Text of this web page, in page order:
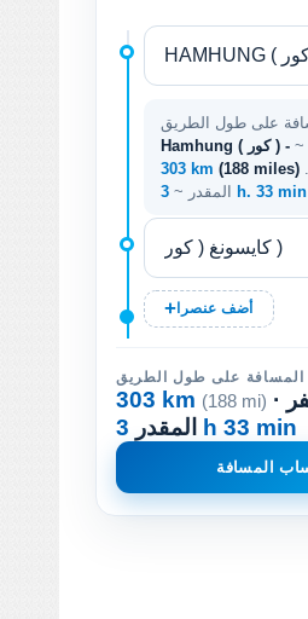
على طول الطريق
~
303 km (188 miles)
المقدر ~ 3 h. 33 min
أضف عنصرا
المسافة على طول الطريق
303 km (188 mi) · وقت السفر
المقدر 3 h 33 min
المسافة